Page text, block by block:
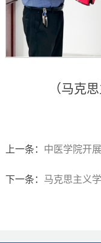
（马克
上一条： 中医学院开
下一条： 马克思主义